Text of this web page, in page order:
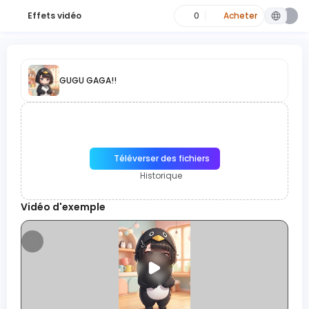
Effets vidéo 0 Acheter
GUGU GAGA!!
Téléverser des fichiers
Historique
Vidéo d'exemple